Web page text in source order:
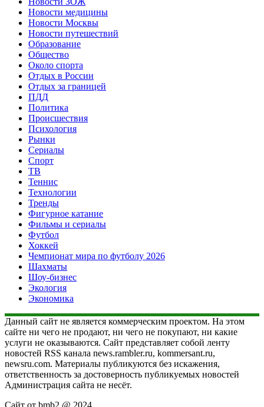
Новости медицины
Новости Москвы
Новости путешествий
Образование
Общество
Около спорта
Отдых в России
Отдых за границей
ПДД
Политика
Происшествия
Психология
Рынки
Сериалы
Спорт
ТВ
Теннис
Технологии
Тренды
Фигурное катание
Фильмы и сериалы
Футбол
Хоккей
Чемпионат мира по футболу 2026
Шахматы
Шоу-бизнес
Экология
Экономика
Данный сайт не является коммерческим проектом. На этом
сайте ни чего не продают, ни чего не покупают, ни какие
услуги не оказываются. Сайт представляет собой ленту
новостей RSS канала news.rambler.ru, kommersant.ru,
newsru.com. Материалы публикуются без искажения,
ответственность за достоверность публикуемых новостей
Администрация сайта не несёт.
Сайт от bmb2 @ 2024